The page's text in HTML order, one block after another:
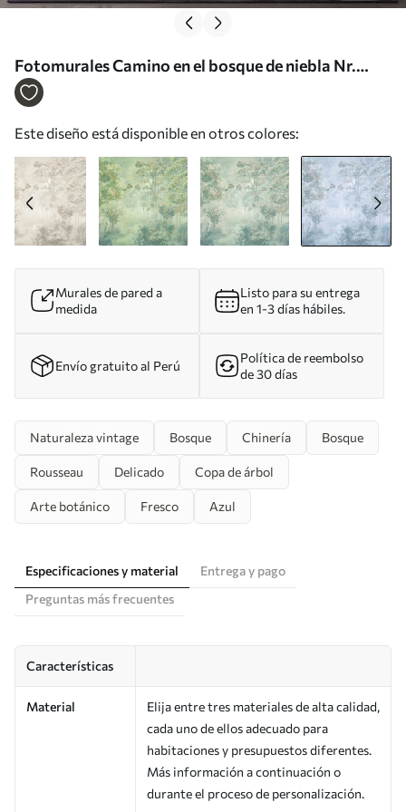
Fotomurales Camino en el bosque de niebla Nr.
u78448v3
Este diseño está disponible en otros colores:
Murales de pared a
medida
Listo para su entrega
en 1-3 días hábiles.
Envío gratuito al Perú
Política de reembolso
de 30 días
Naturaleza vintage Bosque Chinería Bosque
Rousseau Delicado Copa de árbol
Arte botánico Fresco Azul
Especificaciones y material
Entrega y pago
Preguntas más frecuentes
Características
Material
Elija entre tres materiales de alta calidad,
cada uno de ellos adecuado para
habitaciones y presupuestos diferentes.
Más información a continuación o
durante el proceso de personalización.